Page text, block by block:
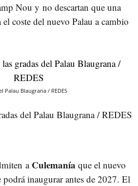
Nou y no descartan que una
coste del nuevo Palau a cambio
Palau Blaugrana / REDES
del Palau Blaugrana / REDES
a Culemanía que el nuevo
inaugurar antes de 2027. El